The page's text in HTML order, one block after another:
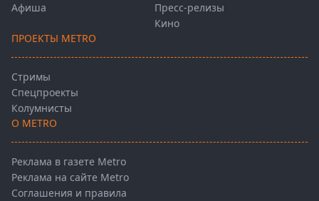
Афиша
Пресс-релизы
Кино
ПРОЕКТЫ METRO
Стримы
Спецпроекты
Колумнисты
О METRO
Реклама в газете Metro
Реклама на сайте Metro
Соглашения и правила